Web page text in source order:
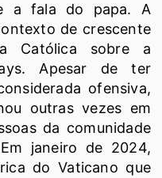
a fala do papa. A
de crescente
Católica sobre a
Apesar de ter
ofensiva,
outras vezes em
da comunidade
janeiro de 2024,
do Vaticano que